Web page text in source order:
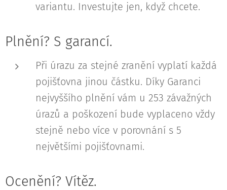
variantu. Investujte jen, když chcete.
Plnění? S garancí.
Při úrazu za stejné zranění vyplatí každá
pojišťovna jinou částku. Díky Garanci
nejvyššího plnění vám u 253 závažných
úrazů a poškození bude vyplaceno vždy
stejně nebo více v porovnání s 5
největšími pojišťovnami.
Ocenění? Vítěz.